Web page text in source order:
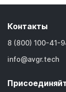
Контакты
8 (800) 100-41-
info@avgr.tech